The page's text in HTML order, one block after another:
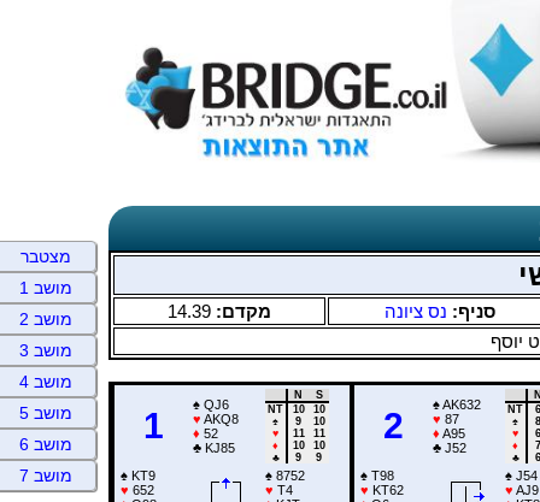
סניף: נס ציונה מקדם: 14.39
יוסף
1
♠ QJ6
♥ AKQ8
♦ 52
♣ KJ85
N
S
NT
10
10
♠
9
10
♥
11
11
♦
10
10
♣
9 9
♠ KT9
♥ 652
♠ 8752
♥ T4
2
♠AK632
♥ 87
♦ A95
♣ J52
NT
6
♠
8
♥
6
♦
7
♣
6
♠ T98
♥ KT62
♠ J54
♥ AJ9
מצטבר
מושב 1
מושב 2
מושב 3
מושב 4
מושב 5
מושב 6
מושב 7